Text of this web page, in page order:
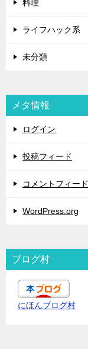
料理
ライフハック系
未分類
メタ情報
ログイン
投稿フィード
コメントフィード
WordPress.org
ブログ村
にほんブログ村